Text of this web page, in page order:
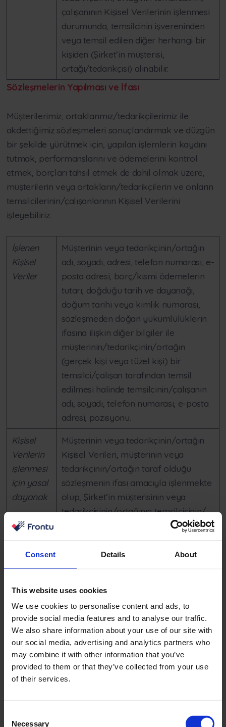
Consent Details About
This website uses cookies
We use cookies to personalise content and ads, to
provide social media features and to analyse our traffic.
We also share information about your use of our site with
our social media, advertising and analytics partners who
may combine it with other information that you’ve
provided to them or that they’ve collected from your use
of their services.
Necessary
çalışanının Kişisel Verilerinin işlenmesi
durumunda, temsilcinin işvereninden
veya temsil edilen diğer herhangi bir
kişiden (Şirket’in müşterisi,
ortağı/tedarikçisi) alınabilir.
Sözleşmelerin Yapılması ve İfası
Müşterilerimiz, ortaklarımız/tedarikçilerimiz ile
akdettiğimiz sözleşmeleri sonuçlandırmak ve düzgün
bir şekilde yürütmek için, yapılan işlemlerin kaydını
tutmak, performanslarını ve ödemelerini kontrol
etmek, borçları tahsil etmek de dahil olmak üzere,
müşterilerin veya ortakların/tedarikçilerin ve onların
temsilcilerinin/çalışanlarının Kişisel Verilerini
işleyebiliriz.
İşlenen
Kişisel
Veriler
Müşterinin veya tedarikçinin/ortağın
adı, soyadı, adresi, telefon numarası, e-
posta adresi, borç/kısmi ödemelerin
tutarı, doğduğu tarih ve dayanağı,
doğum tarihi veya kimlik numarası,
sözleşmeden doğan yükümlülüklerin
ifasına ilişkin diğer bilgiler ile
müşterinin/tedarikçinin/ortağın
(gerçek kişi veya tüzel kişi) bir
temsilci/çalışan tarafından temsil
edilmesi halinde temsilcinin/çalışanın
adı, soyadı, telefon numarası, e-posta
adresi, pozisyonu.
Kişisel
Verilerin
işlenmesi
için yasal
dayanak
Müşterinin veya tedarikçinin/ortağın
Kişisel Verileri, müşterinin veya
tedarikçinin/ortağın taraf olduğu
sözleşmenin ifası amacıyla işlenmekte
olup, Şirket’in müşterisinin veya
tedarikçisinin/ortağının temsilcisinin/
çalışanının Kişisel Verilerinin işlenmesi
temsilcinin tespit edilmesi ve müşteri
veya tedarikçi/ortak ile olan
getirilmesidir.
Kişisel
Verilerin
Saklanma
Süresi
Hizmetin kullanımının sona
ermesinden itibaren 10 (on) yıl
(hesabın silinmesi ve/veya
sözleşmenin geçerlilik süresinin sona
ermesi).